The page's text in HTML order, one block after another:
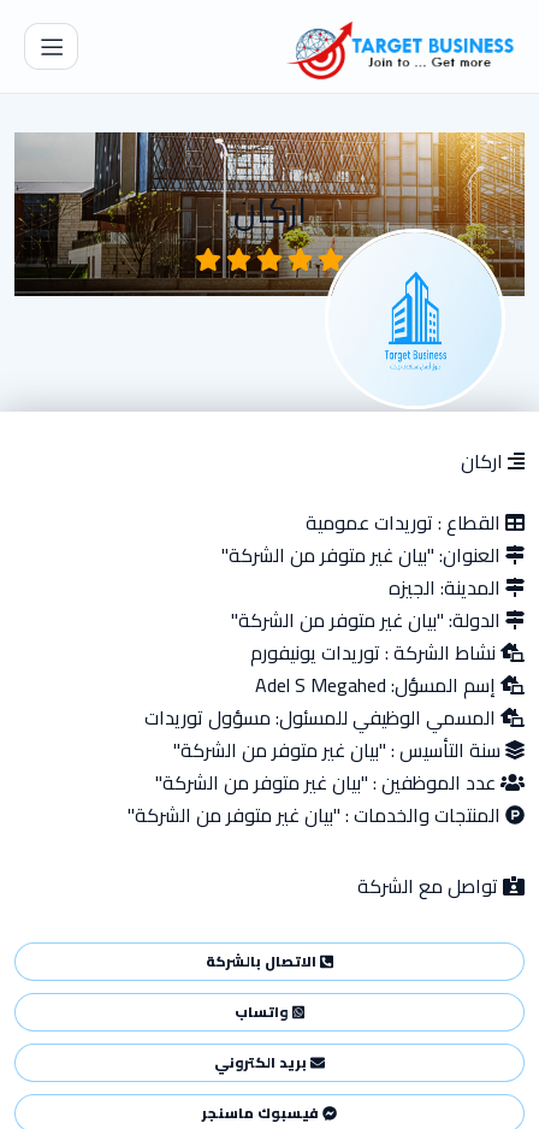
اركان
اركان
القطاع :توريدات عمومية
العنوان:"بيان غير متوفر من الشركة"
المدينة: الجيزه
الدولة:"بيان غير متوفر من الشركة"
نشاط الشركة :توريدات يونيفورم
إسم المسؤل:Adel S Megahed
المسمي الوظيفي للمسئول:مسؤول توريدات
سنة التأسيس :"بيان غير متوفر من الشركة"
عدد الموظفين :"بيان غير متوفر من الشركة"
المنتجات والخدمات :"بيان غير متوفر من الشركة"
تواصل مع الشركة
الاتصال بالشركة
واتساب
بريد الكتروني
فيسبوك ماسنجر